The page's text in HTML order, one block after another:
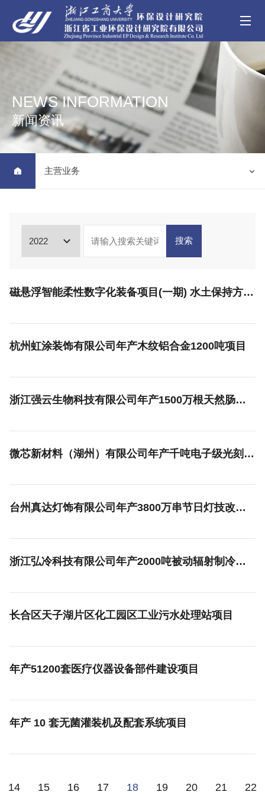
NEWS INFORMATION
新闻资讯
 主营业务 
搜索
磁悬浮智能柔性数字化装备项目(一期) 水土保持方案报告表
杭州虹涂装饰有限公司年产木纹铝合金1200吨项目
浙江强云生物科技有限公司年产1500万根天然肠衣及3000公斤医药抗凝血制剂项目
微芯新材料（湖州）有限公司年产千吨电子级光刻胶原材料项目
台州真达灯饰有限公司年产3800万串节日灯技改项目
浙江弘冷科技有限公司年产2000吨被动辐射制冷涂层材料项目
长合区天子湖片区化工园区工业污水处理站项目
年产51200套医疗仪器设备部件建设项目
年产 10 套无菌灌装机及配套系统项目
14 15 16 17 18 19 20 21 22